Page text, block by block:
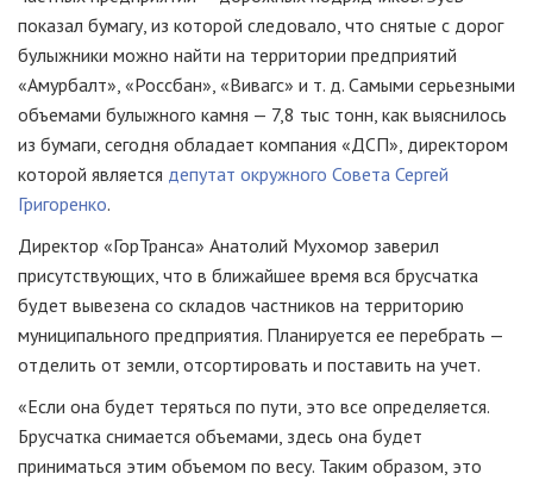
показал бумагу, из которой следовало, что снятые с дорог
булыжники можно найти на территории предприятий
«Амурбалт», «Россбан», «Вивагс» и т. д. Самыми серьезными
объемами булыжного камня — 7,8 тыс тонн, как выяснилось
из бумаги, сегодня обладает компания «ДСП», директором
которой является депутат окружного Совета Сергей
Григоренко.
Директор «ГорТранса» Анатолий Мухомор заверил
присутствующих, что в ближайшее время вся брусчатка
будет вывезена со складов частников на территорию
муниципального предприятия. Планируется ее перебрать —
отделить от земли, отсортировать и поставить на учет.
«Если она будет теряться по пути, это все определяется.
Брусчатка снимается объемами, здесь она будет
приниматься этим объемом по весу. Таким образом, это